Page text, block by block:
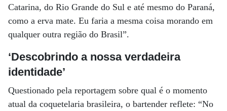
Catarina, do Rio Grande do Sul e até mesmo do Paraná,
como a erva mate. Eu faria a mesma coisa morando em
qualquer outra região do Brasil”.
‘Descobrindo a nossa verdadeira
identidade’
Questionado pela reportagem sobre qual é o momento
atual da coquetelaria brasileira, o bartender reflete: “No